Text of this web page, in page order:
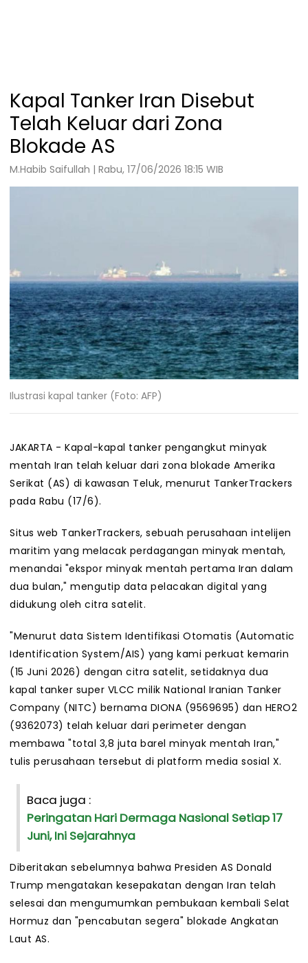
Kapal Tanker Iran Disebut
Telah Keluar dari Zona
Blokade AS
M.Habib Saifullah | Rabu, 17/06/2026 18:15 WIB
Ilustrasi kapal tanker (Foto: AFP)
JAKARTA - Kapal-kapal tanker pengangkut minyak
mentah Iran telah keluar dari zona blokade Amerika
Serikat (AS) di kawasan Teluk, menurut TankerTrackers
pada Rabu (17/6).
Situs web TankerTrackers, sebuah perusahaan intelijen
maritim yang melacak perdagangan minyak mentah,
menandai "ekspor minyak mentah pertama Iran dalam
dua bulan," mengutip data pelacakan digital yang
didukung oleh citra satelit.
"Menurut data Sistem Identifikasi Otomatis (Automatic
Identification System/AIS) yang kami perkuat kemarin
(15 Juni 2026) dengan citra satelit, setidaknya dua
kapal tanker super VLCC milik National Iranian Tanker
Company (NITC) bernama DIONA (9569695) dan HERO2
(9362073) telah keluar dari perimeter dengan
membawa "total 3,8 juta barel minyak mentah Iran,"
tulis perusahaan tersebut di platform media sosial X.
Baca juga :
Peringatan Hari Dermaga Nasional Setiap 17
Juni, Ini Sejarahnya
Diberitakan sebelumnya bahwa Presiden AS Donald
Trump mengatakan kesepakatan dengan Iran telah
selesai dan mengumumkan pembukaan kembali Selat
Hormuz dan "pencabutan segera" blokade Angkatan
Laut AS.